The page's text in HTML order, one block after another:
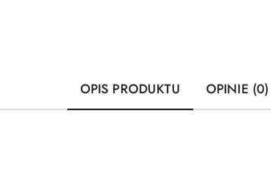
OPIS PRODUKTU OPINIE (0)